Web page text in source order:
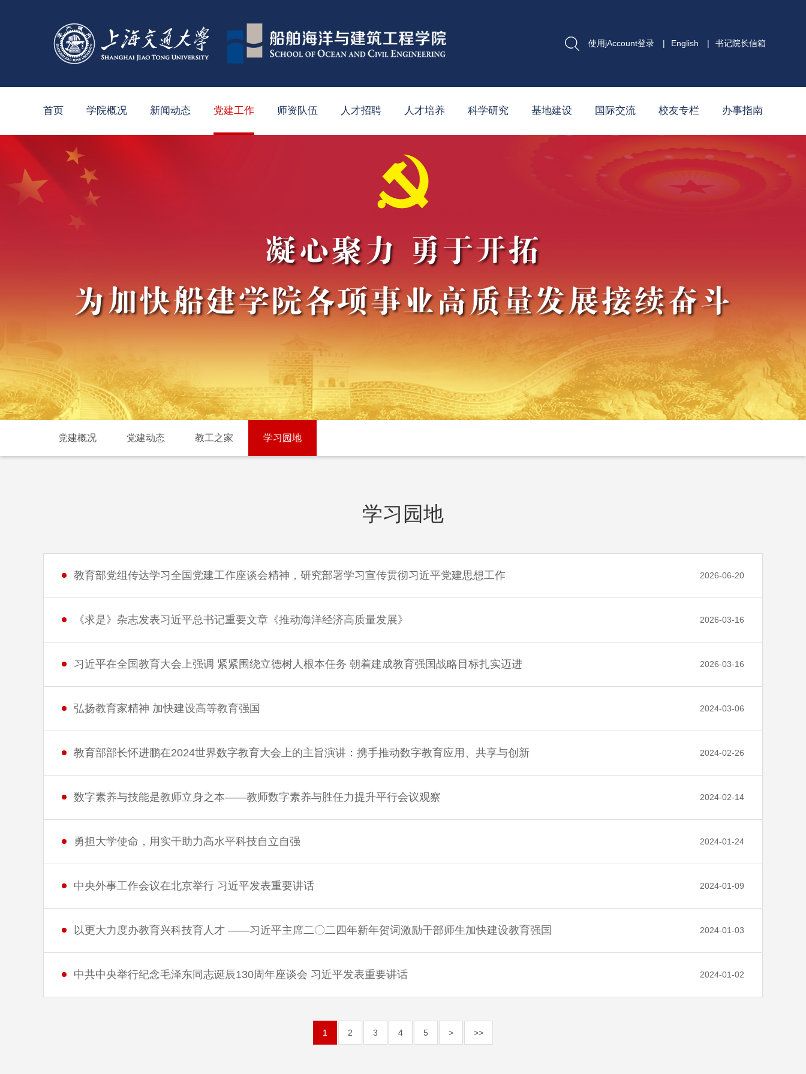
使用jAccount登录 | English | 书记院长信箱
首页 学院概况 新闻动态 党建工作 师资队伍 人才招聘 人才培养 科学研究 基地建设 国际交流 校友专栏 办事指南
党建概况 党建动态 教工之家 学习园地
学习园地
教育部党组传达学习全国党建工作座谈会精神，研究部署学习宣传贯彻习近平党建思想工作 2026-06-20
《求是》杂志发表习近平总书记重要文章《推动海洋经济高质量发展》 2026-03-16
习近平在全国教育大会上强调 紧紧围绕立德树人根本任务 朝着建成教育强国战略目标扎实迈进 2026-03-16
弘扬教育家精神 加快建设高等教育强国 2024-03-06
教育部部长怀进鹏在2024世界数字教育大会上的主旨演讲：携手推动数字教育应用、共享与创新 2024-02-26
数字素养与技能是教师立身之本——教师数字素养与胜任力提升平行会议观察 2024-02-14
勇担大学使命，用实干助力高水平科技自立自强 2024-01-24
中央外事工作会议在北京举行 习近平发表重要讲话 2024-01-09
以更大力度办教育兴科技育人才 ——习近平主席二〇二四年新年贺词激励干部师生加快建设教育强国 2024-01-03
中共中央举行纪念毛泽东同志诞辰130周年座谈会 习近平发表重要讲话 2024-01-02
1 2 3 4 5 > >>